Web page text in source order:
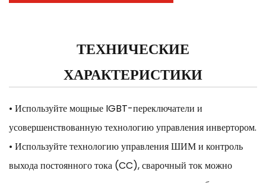
ТЕХНИЧЕСКИЕ
ХАРАКТЕРИСТИКИ
• Используйте мощные IGBT-переключатели и
усовершенствованную технологию управления инвертором.
• Используйте технологию управления ШИМ и контроль
выхода постоянного тока (CC), сварочный ток можно